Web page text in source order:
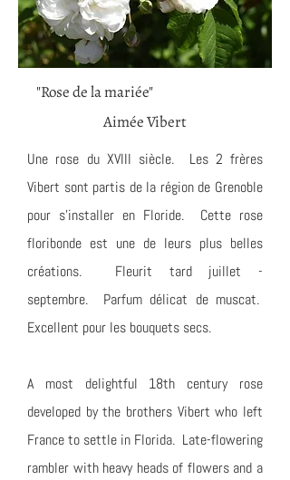
"Rose de la mariée"
Aimée Vibert
Une rose du XVIII siècle. Les 2 frères
Vibert sont partis de la région de Grenoble
pour s'installer en Floride. Cette rose
floribonde est une de leurs plus belles
créations. Fleurit tard juillet -
septembre. Parfum délicat de muscat.
Excellent pour les bouquets secs.
A most delightful 18th century rose
developed by the brothers Vibert who left
France to settle in Florida. Late-flowering
rambler with heavy heads of flowers and a